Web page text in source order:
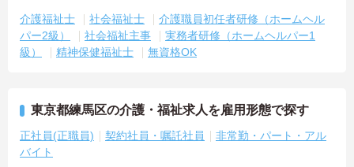
介護福祉士 社会福祉士
介護職員初任者研修（ホームヘル
パー2級）
社会福祉主事
実務者研修（ホームヘルパー1
級）
精神保健福祉士 無資格OK
東京都練馬区の介護・福祉求人を雇用形態で探す
正社員(正職員) 契約社員・嘱託社員
非常勤・パート・アル
バイト